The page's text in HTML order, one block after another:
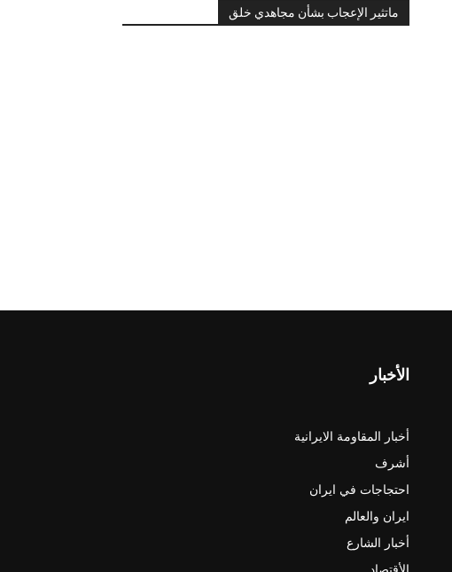
ماتثير الإعجاب بشأن مجاهدي خلق
الأخبار
أخبار المقاومة الايرانية
أشرف
احتجاجات في ايران
ايران والعالم
أخبار الشارع